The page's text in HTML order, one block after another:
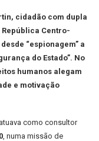
cidadão com dupla
Centro-
“espionagem” a
do Estado”. No
humanos alegam
e motivação
como consultor
, numa missão de